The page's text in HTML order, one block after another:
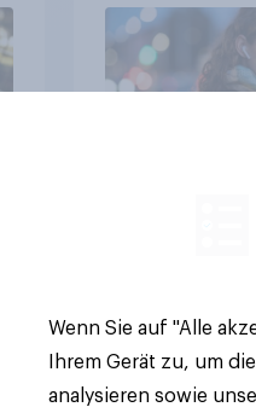
Wenn Sie auf "Alle
Ihrem Gerät zu, um
analysieren sowie